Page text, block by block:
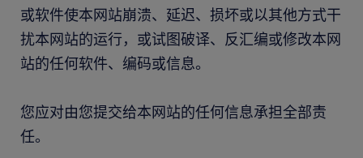
或软件使本网站崩溃、延迟、损坏或以其他方式干
扰本网站的运行，或试图破译、反汇编或修改本网
站的任何软件、编码或信息。
您应对由您提交给本网站的任何信息承担全部责
任。